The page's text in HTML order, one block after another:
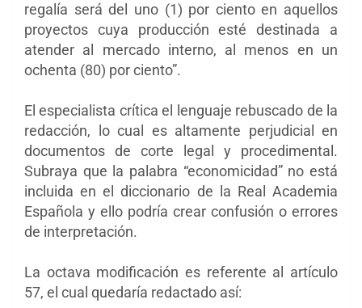
regalía será del uno (1) por ciento en aquellos
proyectos cuya producción esté destinada a
atender al mercado interno, al menos en un
ochenta (80) por ciento”.
El especialista crítica el lenguaje rebuscado de la
redacción, lo cual es altamente perjudicial en
documentos de corte legal y procedimental.
Subraya que la palabra “economicidad” no está
incluida en el diccionario de la Real Academia
Española y ello podría crear confusión o errores
de interpretación.
La octava modificación es referente al artículo
57, el cual quedaría redactado así: